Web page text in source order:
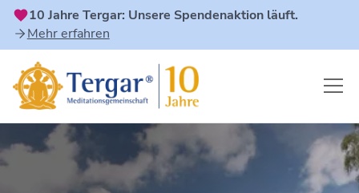
10 Jahre Tergar: Unsere Spendenaktion läuft.
Mehr erfahren